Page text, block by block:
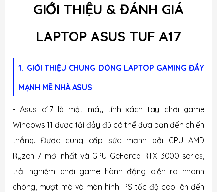
GIỚI THIỆU & ĐÁNH GIÁ
LAPTOP ASUS TUF A17
1. GIỚI THIỆU CHUNG DÒNG LAPTOP GAMING ĐẦY
MẠNH MẼ NHÀ ASUS
- Asus a17 là một máy tính xách tay chơi game
Windows 11 được tải đầy đủ có thể đưa bạn đến chiến
thắng. Được cung cấp sức mạnh bởi CPU AMD
Ryzen 7 mới nhất và GPU GeForce RTX 3000 series,
trải nghiệm chơi game hành động diễn ra nhanh
chóng, mượt mà và màn hình IPS tốc độ cao lên đến